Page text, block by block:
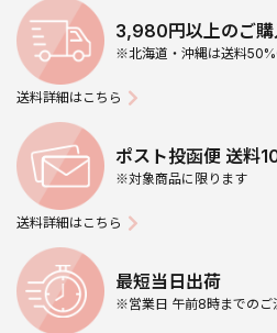
3,980円以上のご購
※北海道・沖縄は送料
送料詳細はこちら
ポスト投函便 送料
※対象商品に限ります
送料詳細はこちら
最短当日出荷
※営業日 午前8時までのご